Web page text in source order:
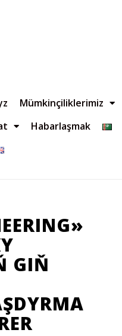
Mümkinçiliklerimiz
Habarlaşmak
GIŇ